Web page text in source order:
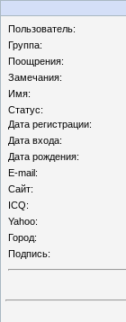
Пользователь:
Группа:
Поощрения:
Замечания:
Имя:
Статус:
Дата регистрации:
Дата входа:
Дата рождения:
E-mail:
Сайт:
ICQ:
Yahoo:
Город:
Подпись: